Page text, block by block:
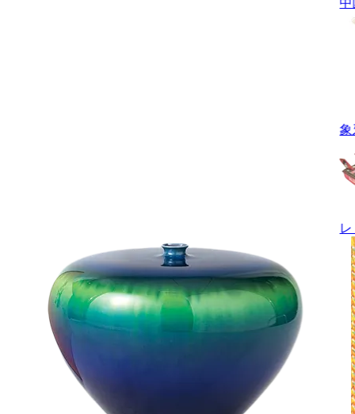
中
象